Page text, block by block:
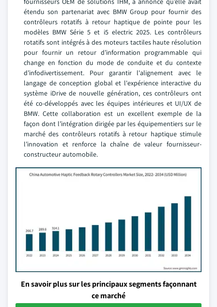
étendu son partenariat avec BMW Group pour fournir des
contrôleurs rotatifs à retour haptique de pointe pour les
modèles BMW Série 5 et i5 electric 2025. Les contrôleurs
rotatifs sont intégrés à des moteurs tactiles haute résolution
pour fournir un retour d’information programmable qui
change en fonction du mode de conduite et du contexte
d’infodivertissement. Pour garantir l'alignement avec le
langage de conception global et l'expérience interactive du
système iDrive de nouvelle génération, ces contrôleurs ont
été co-développés avec les équipes intérieures et UI/UX de
BMW. Cette collaboration est un excellent exemple de la
façon dont l’intégration dirigée par les équipementiers sur le
marché des contrôleurs rotatifs à retour haptique stimule
l’innovation et renforce la chaîne de valeur fournisseur-
constructeur automobile.
En savoir plus sur les principaux segments façonnant
ce marché